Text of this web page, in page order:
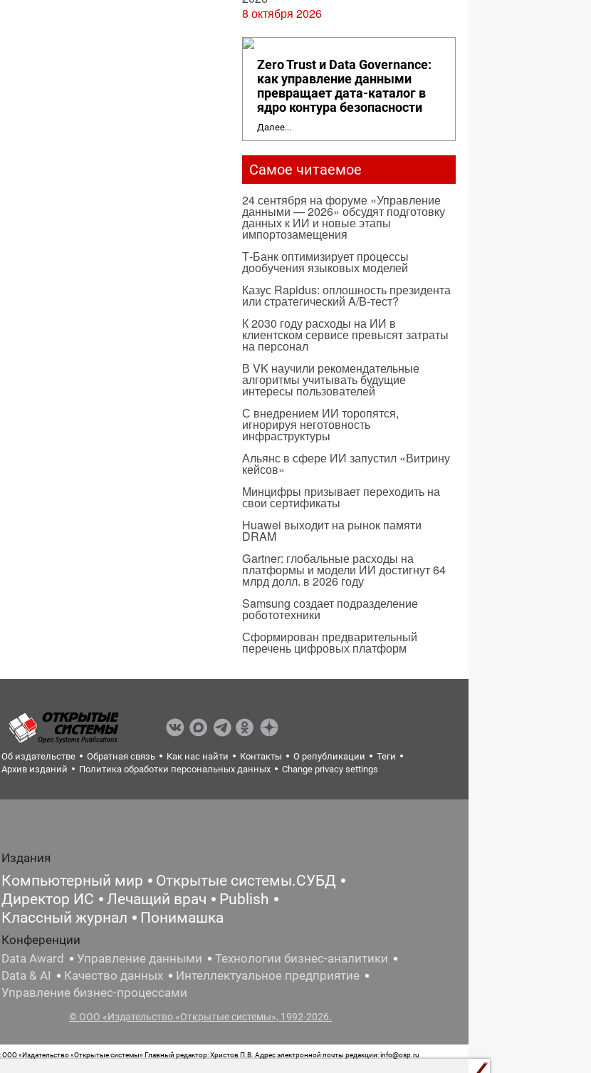
8 октября 2026
Zero Trust и Data Governance:
как управление данными
превращает дата-каталог в
ядро контура безопасности
Далее...
Самое читаемое
24 сентября на форуме «Управление
данными — 2026» обсудят подготовку
данных к ИИ и новые этапы
импортозамещения
Т-Банк оптимизирует процессы
дообучения языковых моделей
Казус Rapidus: оплошность президента
или стратегический A/B-тест?
К 2030 году расходы на ИИ в
клиентском сервисе превысят затраты
на персонал
В VK научили рекомендательные
алгоритмы учитывать будущие
интересы пользователей
С внедрением ИИ торопятся,
игнорируя неготовность
инфраструктуры
Альянс в сфере ИИ запустил «Витрину
кейсов»
Минцифры призывает переходить на
свои сертификаты
Huawei выходит на рынок памяти
DRAM
Gartner: глобальные расходы на
платформы и модели ИИ достигнут 64
млрд долл. в 2026 году
Samsung создает подразделение
робототехники
Сформирован предварительный
перечень цифровых платформ
Об издательстве Обратная связь Как нас найти Контакты О републикации
Теги
Архив изданий
Политика обработки персональных данных Change privacy settings
Издания
Компьютерный мир
Открытые системы.СУБД
Директор ИС
Лечащий врач
Publish
Классный журнал
Понимашка
Конференции
Data Award
Управление данными
Технологии бизнес-аналитики
Data & AI
Качество данных
Интеллектуальное предприятие
Управление бизнес-процессами
© ООО «Издательство «Открытые системы», 1992-2026.
«Издательство «Открытые системы» Главный редактор: Христов П.В. Адрес электронной почты редакции: info@osp.ru